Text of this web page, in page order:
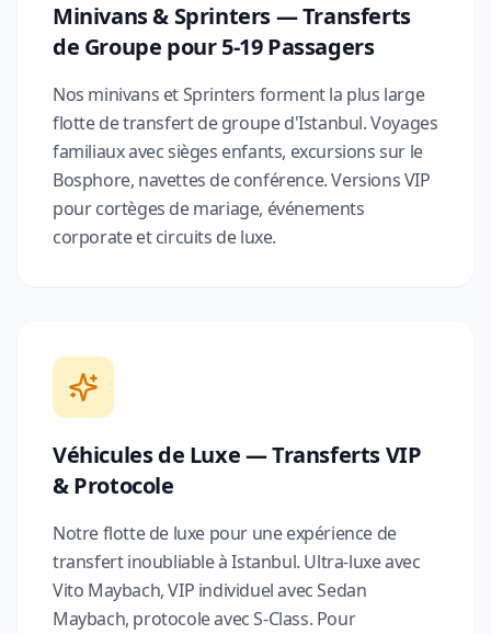
Minivans & Sprinters — Transferts
de Groupe pour 5-19 Passagers
Nos minivans et Sprinters forment la plus large
flotte de transfert de groupe d'Istanbul. Voyages
familiaux avec sièges enfants, excursions sur le
Bosphore, navettes de conférence. Versions VIP
pour cortèges de mariage, événements
corporate et circuits de luxe.
Véhicules de Luxe — Transferts VIP
& Protocole
Notre flotte de luxe pour une expérience de
transfert inoubliable à Istanbul. Ultra-luxe avec
Vito Maybach, VIP individuel avec Sedan
Maybach, protocole avec S-Class. Pour